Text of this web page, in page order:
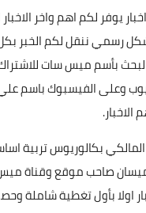
يوفر لكم اهم واخر الاخبار
رسمي ننقل لكم الخبر
بأسم ميس سات
وعلى الفيسبوك باسم
بكالوريوس تربية
صاحب موقع وقناة
اولا بأول تغطية شاملة